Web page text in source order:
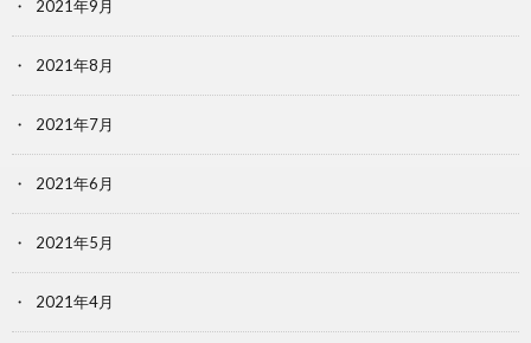
2021年9月
2021年8月
2021年7月
2021年6月
2021年5月
2021年4月